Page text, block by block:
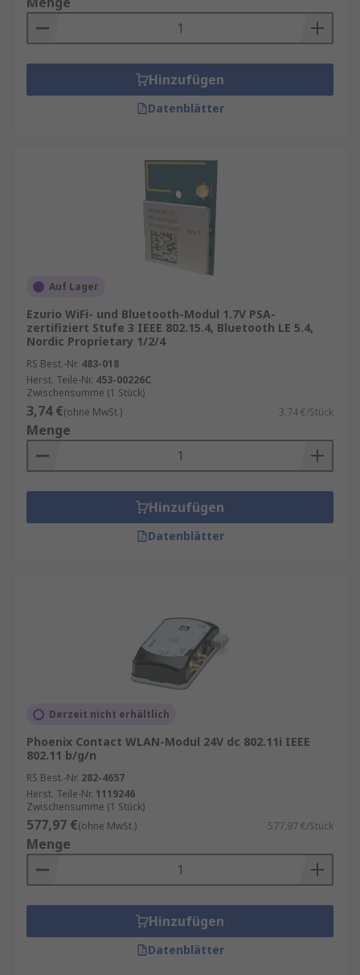
Hinzufügen
Datenblätter
Auf Lager
Ezurio WiFi- und Bluetooth-Modul 1.7V PSA-
zertifiziert Stufe 3 IEEE 802.15.4, Bluetooth LE 5.4,
Nordic Proprietary 1/2/4
RS Best.-Nr. 483-018
Herst. Teile-Nr. 453-00226C
Zwischensumme (1 Stück)
3,74 €(ohne MwSt.) 3,74 €/Stück
Menge
Hinzufügen
Datenblätter
Derzeit nicht erhältlich
Phoenix Contact WLAN-Modul 24V dc 802.11i IEEE
802.11 b/g/n
RS Best.-Nr. 282-4657
Herst. Teile-Nr. 1119246
Zwischensumme (1 Stück)
577,97 €(ohne MwSt.) 577,97 €/Stück
Menge
Hinzufügen
Datenblätter